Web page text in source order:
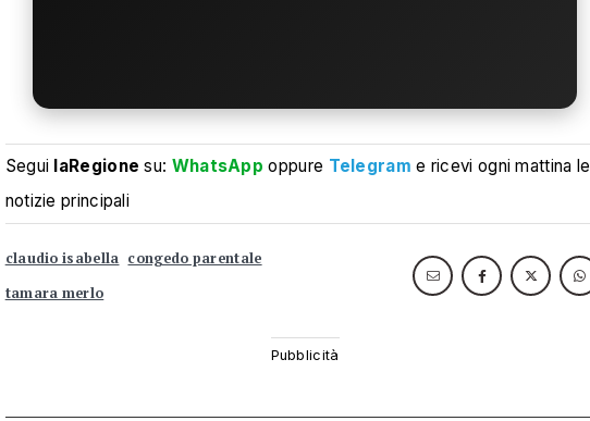
Segui laRegione su: WhatsApp oppure Telegram e ricevi ogni mattina le
notizie principali
claudio isabella congedo parentale
tamara merlo